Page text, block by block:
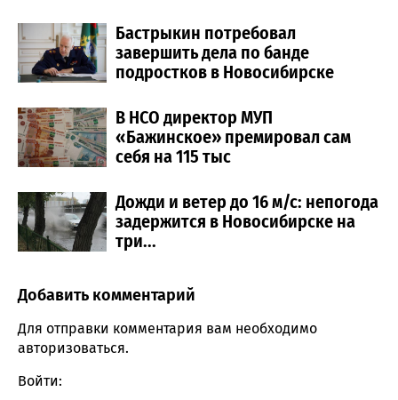
Бастрыкин потребовал
завершить дела по банде
подростков в Новосибирске
В НСО директор МУП
«Бажинское» премировал сам
себя на 115 тыс
Дожди и ветер до 16 м/с: непогода
задержится в Новосибирске на
три...
Comment section
Добавить комментарий
Для отправки комментария вам необходимо
авторизоваться.
Войти: